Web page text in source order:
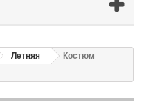
Летняя
Костюм